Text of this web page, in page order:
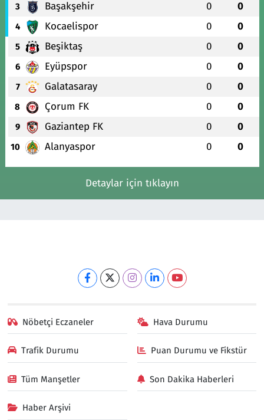
3 Başakşehir 0 0
4 Kocaelispor 0 0
5 Beşiktaş 0 0
6 Eyüpspor 0 0
7 Galatasaray 0 0
8 Çorum FK 0 0
9 Gaziantep FK 0 0
10 Alanyaspor 0 0
Detaylar için tıklayın
Nöbetçi Eczaneler Hava Durumu
Trafik Durumu Puan Durumu ve Fikstür
Tüm Manşetler Son Dakika Haberleri
Haber Arşivi